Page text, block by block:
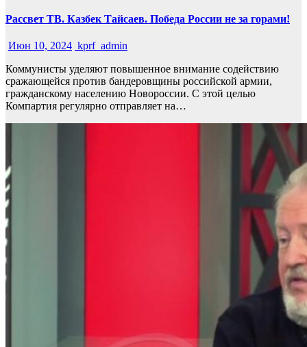
Рассвет ТВ. Казбек Тайсаев. Победа России не за горами!
Июн 10, 2024 kprf_admin
Коммунисты уделяют повышенное внимание содействию
сражающейся против бандеровщины российской армии,
гражданскому населению Новороссии. С этой целью
Компартия регулярно отправляет на…